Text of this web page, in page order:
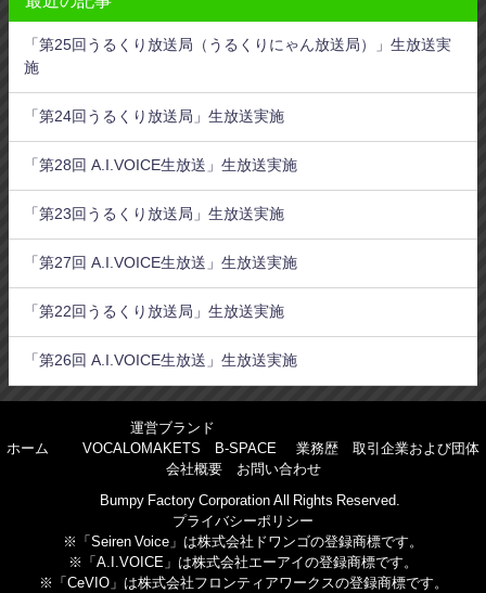
「第25回うるくり放送局（うるくりにゃん放送局）」生放送実
施
「第24回うるくり放送局」生放送実施
「第28回 A.I.VOICE生放送」生放送実施
「第23回うるくり放送局」生放送実施
「第27回 A.I.VOICE生放送」生放送実施
「第22回うるくり放送局」生放送実施
「第26回 A.I.VOICE生放送」生放送実施
ホーム
運営ブランド
VOCALOMAKETS
B-SPACE 業務歴
取引企業および団体
会社概要
お問い合わせ
©Bumpy Factory Corporation All Rights Reserved.
プライバシーポリシー
※「Seiren Voice」は株式会社ドワンゴの登録商標です。
※「A.I.VOICE」は株式会社エーアイの登録商標です。
※「CeVIO」は株式会社フロンティアワークスの登録商標です。